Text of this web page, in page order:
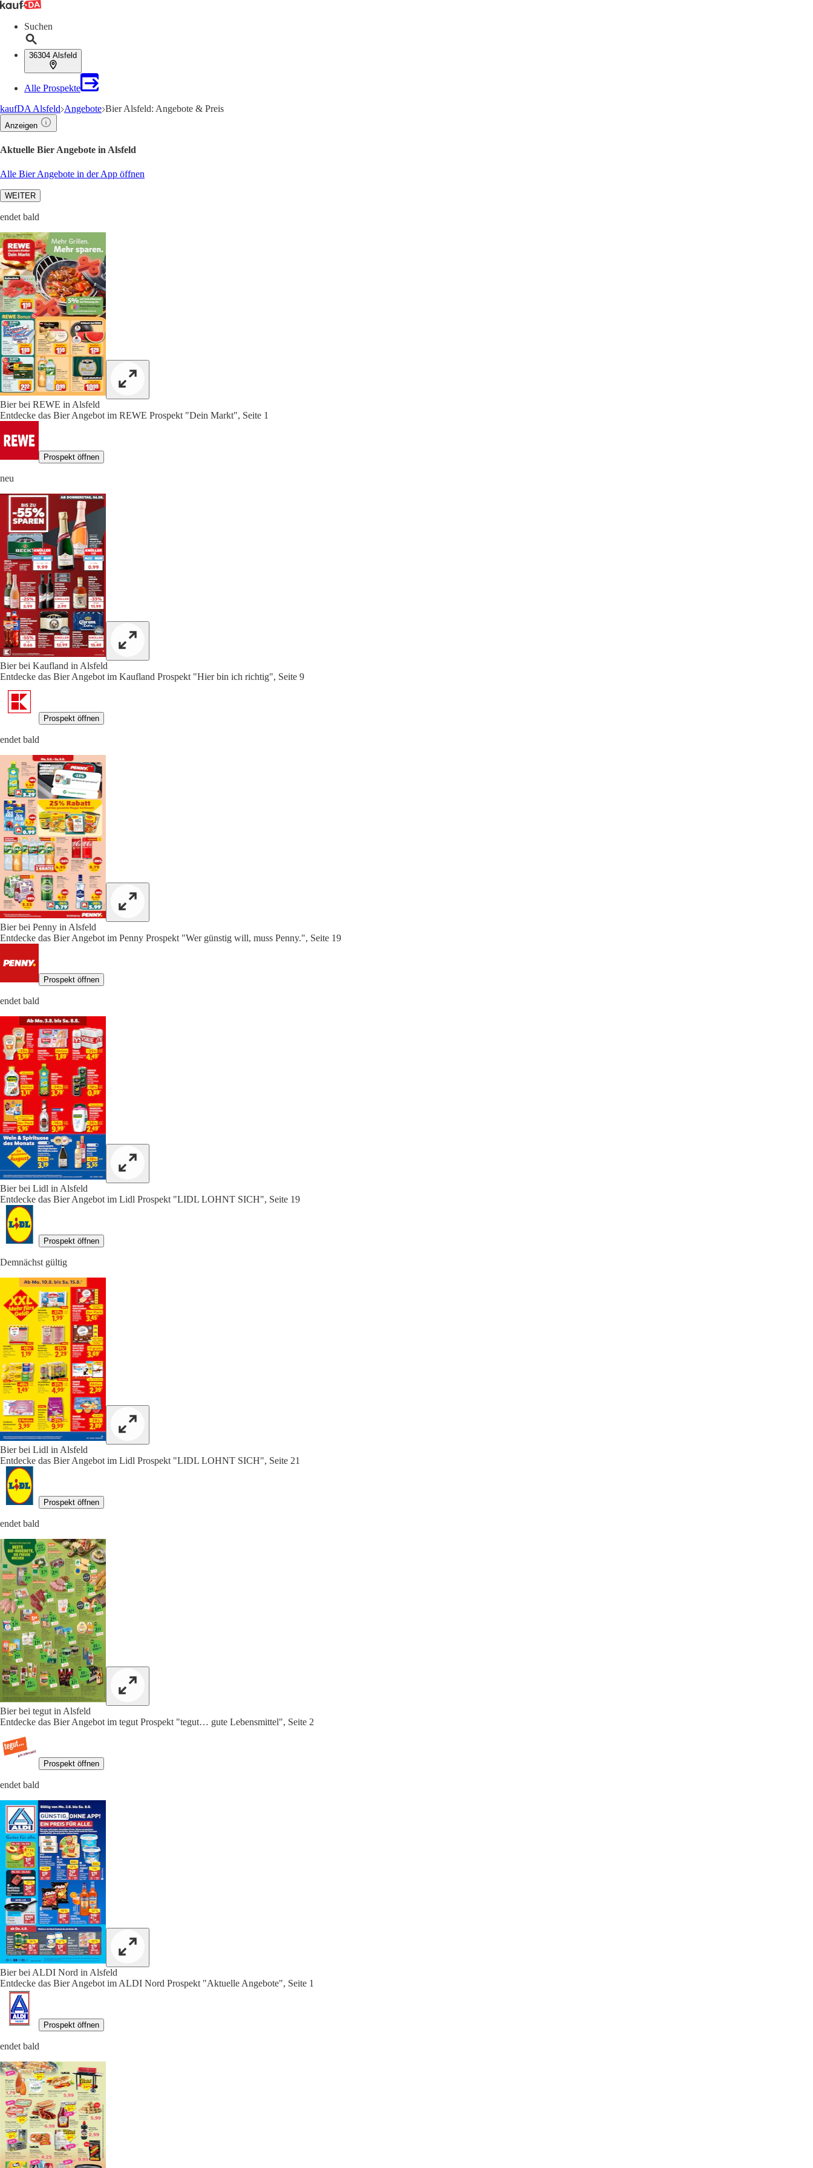
Suchen
36304 Alsfeld
Alle Prospekte
kaufDA Alsfeld Angebote Bier Alsfeld: Angebote & Preis
Anzeigen
Aktuelle Bier Angebote in Alsfeld
Alle Bier Angebote in der App öffnen
WEITER
endet bald
Bier bei REWE in Alsfeld
Entdecke das Bier Angebot im REWE Prospekt "Dein Markt", Seite 1
Prospekt öffnen
neu
Bier bei Kaufland in Alsfeld
Entdecke das Bier Angebot im Kaufland Prospekt "Hier bin ich richtig", Seite 9
Prospekt öffnen
endet bald
Bier bei Penny in Alsfeld
Entdecke das Bier Angebot im Penny Prospekt "Wer günstig will, muss Penny.", Seite 19
Prospekt öffnen
endet bald
Bier bei Lidl in Alsfeld
Entdecke das Bier Angebot im Lidl Prospekt "LIDL LOHNT SICH", Seite 19
Prospekt öffnen
Demnächst gültig
Bier bei Lidl in Alsfeld
Entdecke das Bier Angebot im Lidl Prospekt "LIDL LOHNT SICH", Seite 21
Prospekt öffnen
endet bald
Bier bei tegut in Alsfeld
Entdecke das Bier Angebot im tegut Prospekt "tegut… gute Lebensmittel", Seite 2
Prospekt öffnen
endet bald
Bier bei ALDI Nord in Alsfeld
Entdecke das Bier Angebot im ALDI Nord Prospekt "Aktuelle Angebote", Seite 1
Prospekt öffnen
endet bald